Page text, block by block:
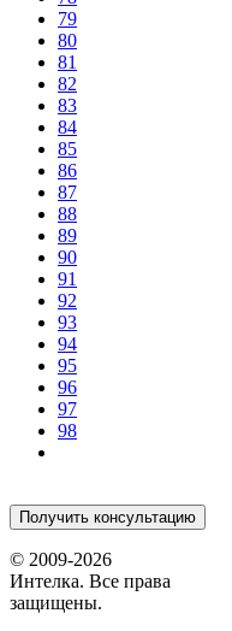
79
80
81
82
83
84
85
86
87
88
89
90
91
92
93
94
95
96
97
98
Получить консультацию
© 2009-2026
Интелка. Все права
защищены.